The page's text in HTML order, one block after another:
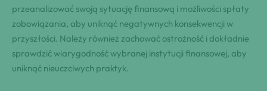
przeanalizować swoją sytuację finansową i możliwości spłaty
zobowiązania, aby uniknąć negatywnych konsekwencji w
przyszłości. Należy również zachować ostrożność i dokładnie
sprawdzić wiarygodność wybranej instytucji finansowej, aby
uniknąć nieuczciwych praktyk.